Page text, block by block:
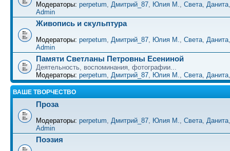
Модераторы: perpetum, Дмитрий_87, Юлия М., Света, Данита
Admin
Живопись и скульптура
Модераторы: perpetum, Дмитрий_87, Юлия М., Света, Данита
Admin
Памяти Светланы Петровны Есениной
Деятельность, воспоминания, фотографии...
Модераторы: perpetum, Дмитрий_87, Юлия М., Света, Данита
ВАШЕ ТВОРЧЕСТВО
Проза
Модераторы: perpetum, Дмитрий_87, Юлия М., Света, Данита
Admin
Поэзия